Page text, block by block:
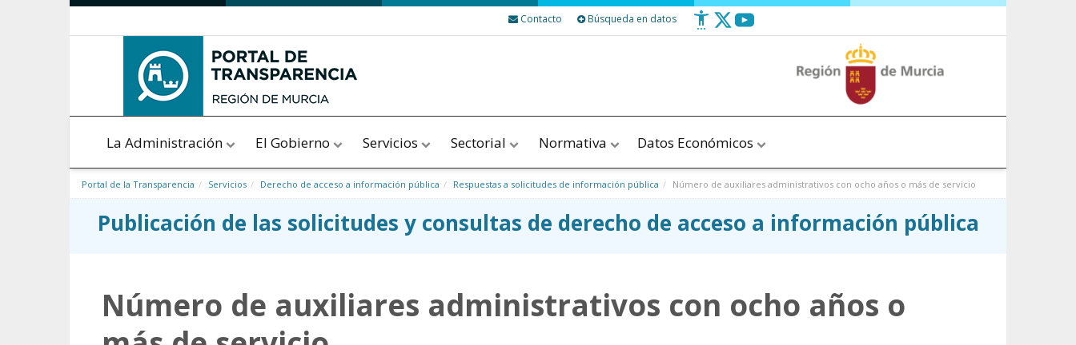
Saltar al contenido
Contacto Búsqueda en datos
La Administración El Gobierno Servicios Sectorial Normativa Datos Económicos
Portal de la Transparencia Servicios Derecho de acceso a información pública Respuestas a solicitudes de información pública Número de auxiliares administrativos con ocho años o más de servicio
Publicación de las solicitudes y consultas de derecho de acceso a información pública
Número de auxiliares administrativos con ocho años o